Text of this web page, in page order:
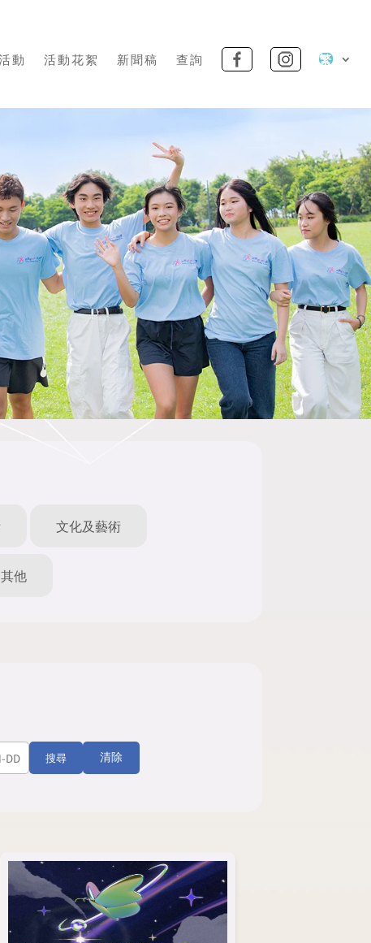
動 活動花絮 新聞稿 查詢 繁
文化及藝術
其他
搜尋 清除